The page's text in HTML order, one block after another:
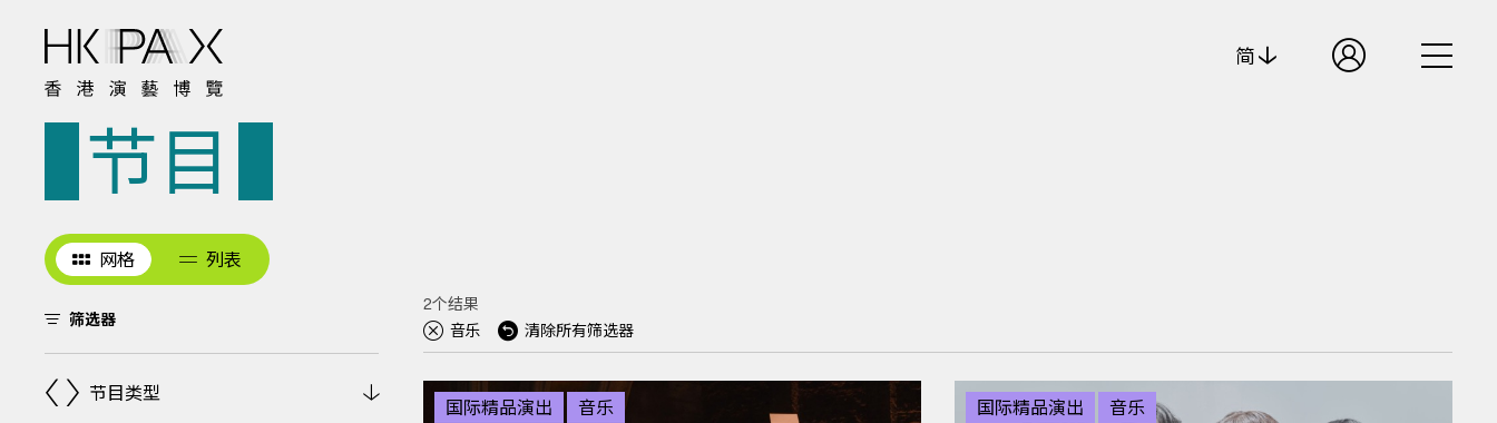
简
节目
网格 列表
2个结果
音乐
清除所有筛选器
国际精品演出 音乐 国际精品演出 音乐
筛选器
节目类型